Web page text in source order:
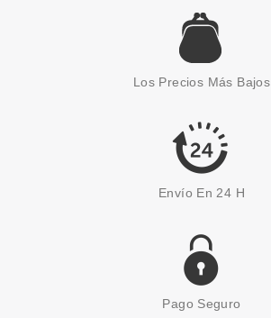
Los Precios Más Bajos
Envío En 24 H
Pago Seguro